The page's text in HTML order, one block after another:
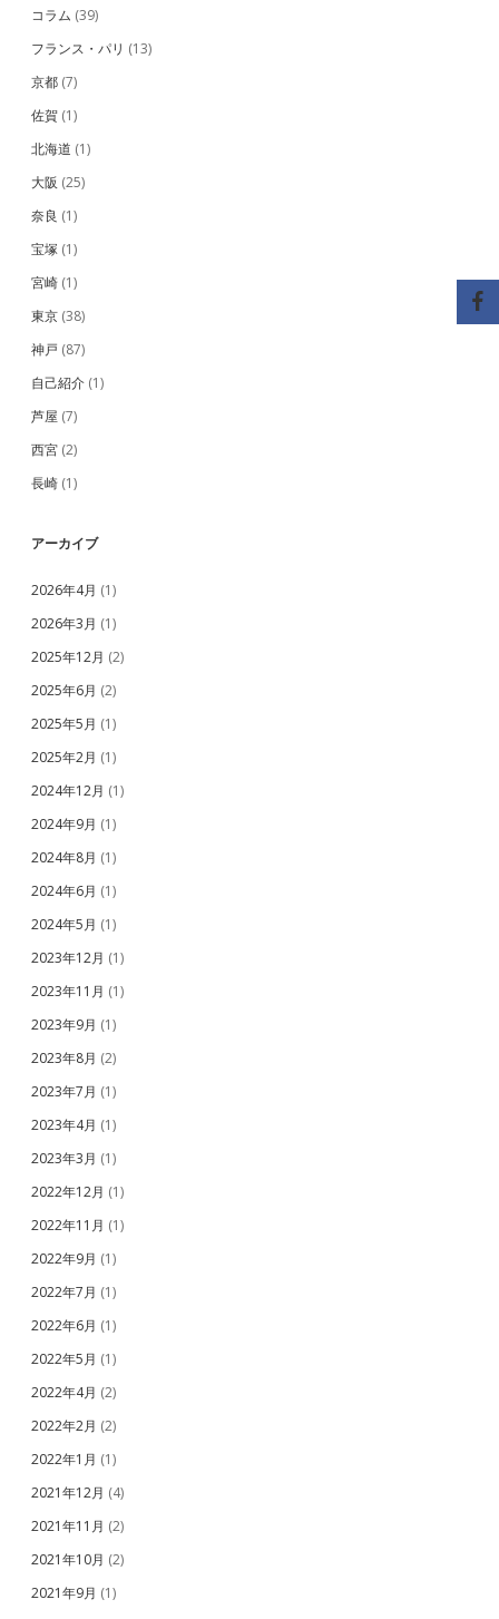
コラム (39)
フランス・パリ (13)
京都 (7)
佐賀 (1)
北海道 (1)
大阪 (25)
奈良 (1)
宝塚 (1)
宮崎 (1)
東京 (38)
神戸 (87)
自己紹介 (1)
芦屋 (7)
西宮 (2)
長崎 (1)
アーカイブ
2026年4月 (1)
2026年3月 (1)
2025年12月 (2)
2025年6月 (2)
2025年5月 (1)
2025年2月 (1)
2024年12月 (1)
2024年9月 (1)
2024年8月 (1)
2024年6月 (1)
2024年5月 (1)
2023年12月 (1)
2023年11月 (1)
2023年9月 (1)
2023年8月 (2)
2023年7月 (1)
2023年4月 (1)
2023年3月 (1)
2022年12月 (1)
2022年11月 (1)
2022年9月 (1)
2022年7月 (1)
2022年6月 (1)
2022年5月 (1)
2022年4月 (2)
2022年2月 (2)
2022年1月 (1)
2021年12月 (4)
2021年11月 (2)
2021年10月 (2)
2021年9月 (1)